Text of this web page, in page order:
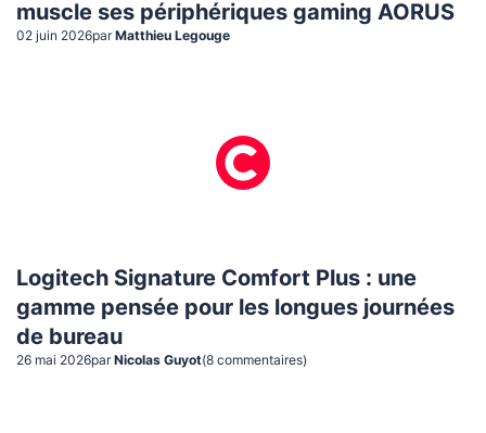
muscle ses périphériques gaming AORUS
02 juin 2026par Matthieu Legouge
Logitech Signature Comfort Plus : une
gamme pensée pour les longues journées
de bureau
26 mai 2026par Nicolas Guyot(8 commentaires)